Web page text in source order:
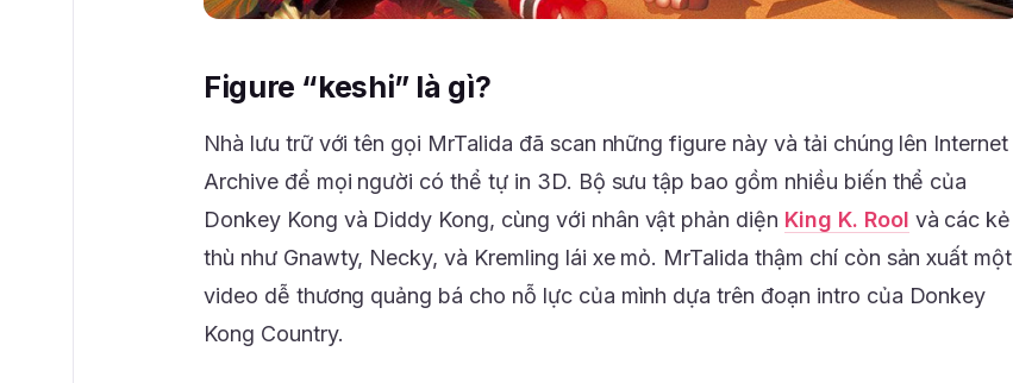
Figure “keshi” là gì?
Nhà lưu trữ với tên gọi MrTalida đã scan những figure này và tải chúng lên Internet
Archive để mọi người có thể tự in 3D. Bộ sưu tập bao gồm nhiều biến thể của
Donkey Kong và Diddy Kong, cùng với nhân vật phản diện King K. Rool và các kẻ
thù như Gnawty, Necky, và Kremling lái xe mỏ. MrTalida thậm chí còn sản xuất một
video dễ thương quảng bá cho nỗ lực của mình dựa trên đoạn intro của Donkey
Kong Country.